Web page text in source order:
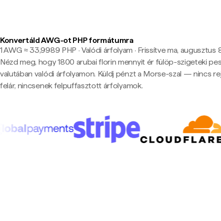
Konvertáld AWG-ot PHP formátumra
1 AWG ≈ 33,9989 PHP · Valódi árfolyam · Frissítve ma, augusztus
Nézd meg, hogy 1800 arubai florin mennyit ér fülöp-szigeteki
valutában valódi árfolyamon. Küldj pénzt a Morse-szal — nincs
felár, nincsenek felpuffasztott árfolyamok.